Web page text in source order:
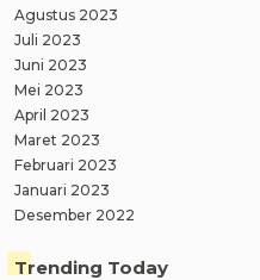
Agustus 2023
Juli 2023
Juni 2023
Mei 2023
April 2023
Maret 2023
Februari 2023
Januari 2023
Desember 2022
Trending Today